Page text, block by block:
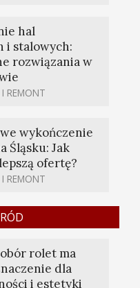
hal
i stalowych:
rozwiązania w
REMONT
wykończenie
Śląsku: Jak
ofertę?
REMONT
rolet ma
dla
i estetyki